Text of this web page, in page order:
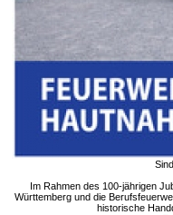
Im Rahmen des 100-jährigen
Württemberg und die
historische